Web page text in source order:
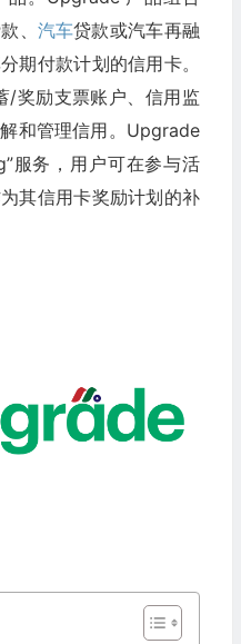
、 汽车贷款或汽车再融
期付款计划的信用卡。
/奖励支票账户、信用监
和管理信用。Upgrade
服务，用户可在参与活
其信用卡奖励计划的补